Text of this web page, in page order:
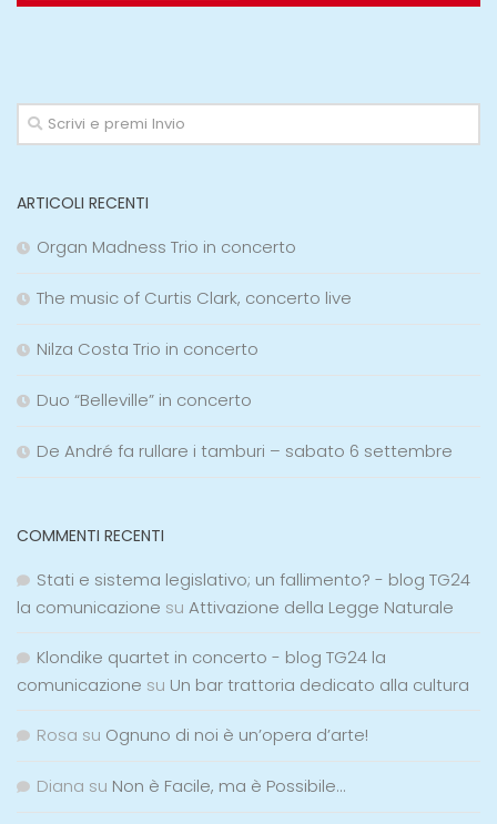
ARTICOLI RECENTI
Organ Madness Trio in concerto
The music of Curtis Clark, concerto live
Nilza Costa Trio in concerto
Duo “Belleville” in concerto
De André fa rullare i tamburi – sabato 6 settembre
COMMENTI RECENTI
Stati e sistema legislativo; un fallimento? - blog TG24
la comunicazione su Attivazione della Legge Naturale
Klondike quartet in concerto - blog TG24 la
comunicazione su Un bar trattoria dedicato alla cultura
Rosa su Ognuno di noi è un’opera d’arte!
Diana su Non è Facile, ma è Possibile…